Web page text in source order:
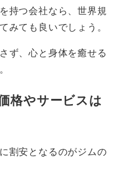
持つ会社なら、世界規
みても良いでしょう。
ず、心と身体を癒せる
格やサービスは
割安となるのがジムの